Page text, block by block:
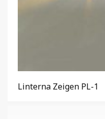
Linterna Zeigen PL-1